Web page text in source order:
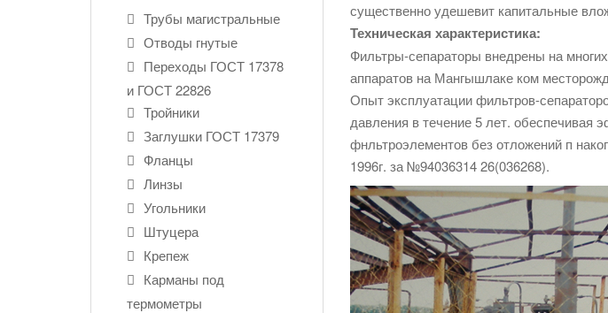
существенно удешевит капитальные
Техническая характеристика:
Фильтры-сепараторы внедрены на
аппаратов на Мангышлаке ком
Опыт эксплуатации фильтров-
давления в течение 5 лет. обеспечивая
фнльтроэлементов без отложений п
1996г. за №94036314 26(036268).
Трубы магистральные
Отводы гнутые
Переходы ГОСТ 17378
и ГОСТ 22826
Тройники
Заглушки ГОСТ 17379
Фланцы
Линзы
Угольники
Штуцера
Крепеж
Карманы под
термометры